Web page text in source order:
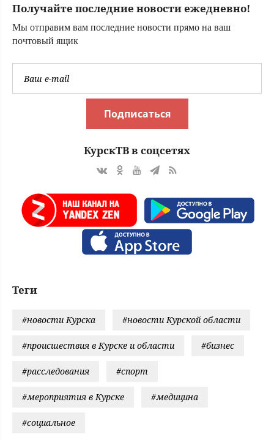
Получайте последние новости ежедневно!
Мы отправим вам последние новости прямо на ваш
почтовый ящик
Подписаться
КурскТВ в соцсетях
Теги
#новости Курска #новости Курской области
#происшествия в Курске и области #бизнес
#расследования #спорт
#мероприятия в Курске #медицина
#социальное